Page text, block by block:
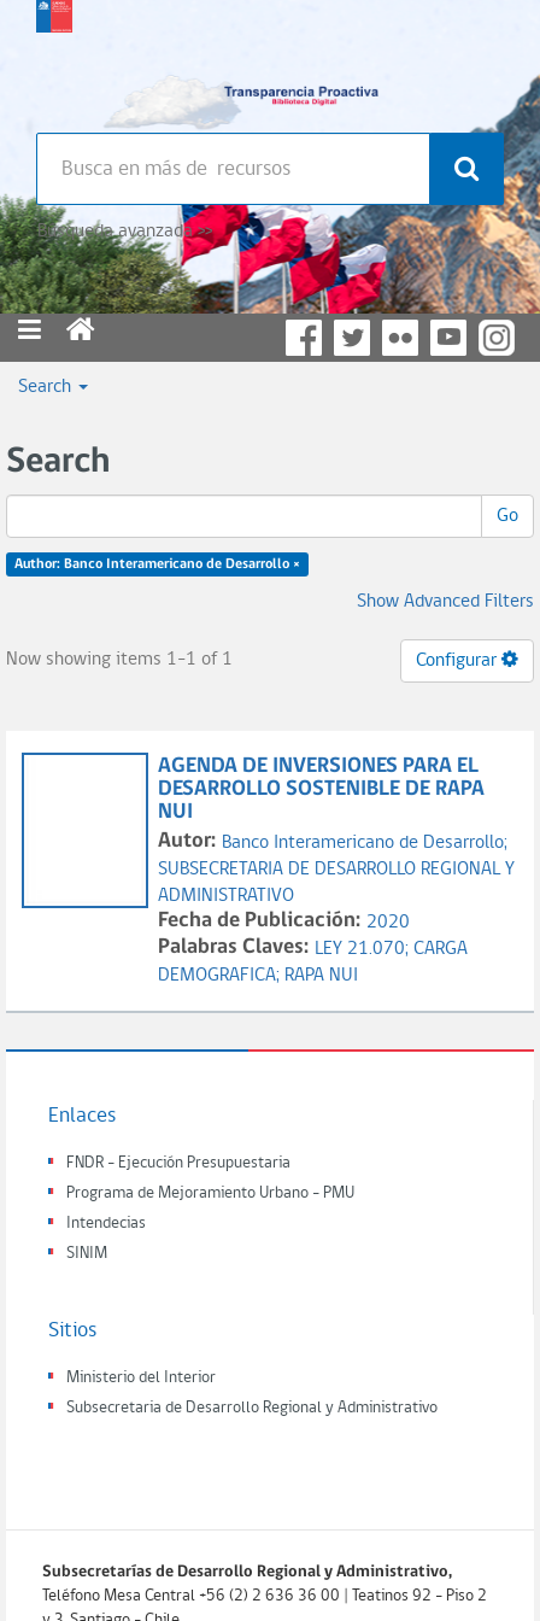
Búsqueda avanzada >>
Search
Search
Go
Author: Banco Interamericano de Desarrollo ×
Show Advanced Filters
Now showing items 1-1 of 1 Configurar
AGENDA DE INVERSIONES PARA EL
DESARROLLO SOSTENIBLE DE RAPA
NUI
Autor: Banco Interamericano de Desarrollo;
SUBSECRETARIA DE DESARROLLO REGIONAL Y
ADMINISTRATIVO
Fecha de Publicación: 2020
Palabras Claves: LEY 21.070; CARGA
DEMOGRAFICA; RAPA NUI
Enlaces
FNDR - Ejecución Presupuestaria
Programa de Mejoramiento Urbano - PMU
Intendecias
SINIM
Sitios
Ministerio del Interior
Subsecretaria de Desarrollo Regional y Administrativo
Subsecretarías de Desarrollo Regional y Administrativo,
Teléfono Mesa Central +56 (2) 2 636 36 00 | Teatinos 92 - Piso 2